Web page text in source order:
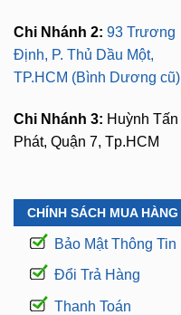
Chi Nhánh 2: 93 Trương
Định, P. Thủ Dầu Một,
TP.HCM (Bình Dương cũ)
Chi Nhánh 3: Huỳnh Tấn
Phát, Quận 7, Tp.HCM
CHÍNH SÁCH MUA HÀNG
Bảo Mật Thông Tin
Đổi Trả Hàng
Thanh Toán